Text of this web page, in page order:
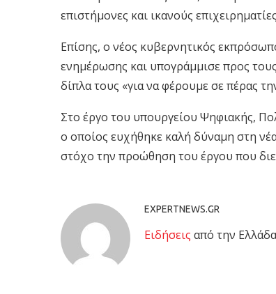
επιστήμονες και ικανούς
Επίσης, ο νέος κυβερνητικός
ενημέρωσης και υπογράμμισε προς
δίπλα τους «για να φέρουμε σε πέρας
Στο έργο του υπουργείου Ψηφιακής,
ο οποίος ευχήθηκε καλή δύναμη στη
στόχο την προώθηση του έργου που
EXPERTNEWS.GR
Eιδήσεις από την